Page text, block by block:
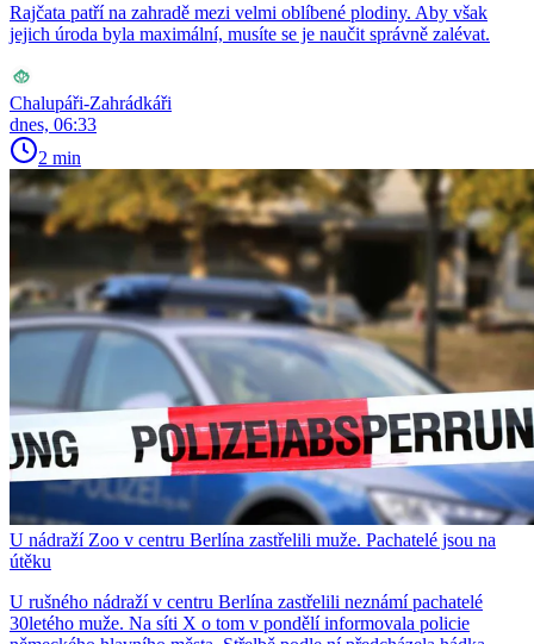
Rajčata patří na zahradě mezi velmi oblíbené plodiny. Aby však
jejich úroda byla maximální, musíte se je naučit správně zalévat.
Chalupáři-Zahrádkáři
dnes, 06:33
2 min
U nádraží Zoo v centru Berlína zastřelili muže. Pachatelé jsou na
útěku
U rušného nádraží v centru Berlína zastřelili neznámí pachatelé
30letého muže. Na síti X o tom v pondělí informovala policie